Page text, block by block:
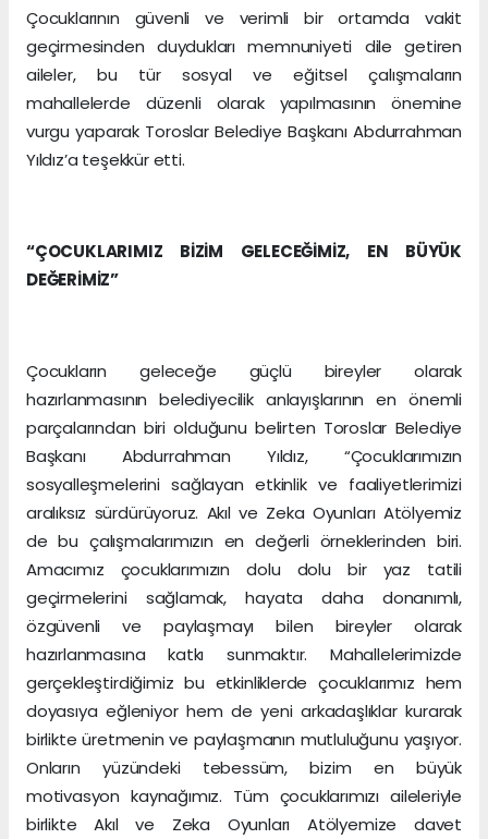
Çocuklarının güvenli ve verimli bir ortamda vakit
geçirmesinden duydukları memnuniyeti dile getiren
aileler, bu tür sosyal ve eğitsel çalışmaların
mahallelerde düzenli olarak yapılmasının önemine
vurgu yaparak Toroslar Belediye Başkanı Abdurrahman
Yıldız’a teşekkür etti.
“ÇOCUKLARIMIZ BİZİM GELECEĞİMİZ, EN BÜYÜK
DEĞERİMİZ”
Çocukların geleceğe güçlü bireyler olarak
hazırlanmasının belediyecilik anlayışlarının en önemli
parçalarından biri olduğunu belirten Toroslar Belediye
Başkanı Abdurrahman Yıldız, “Çocuklarımızın
sosyalleşmelerini sağlayan etkinlik ve faaliyetlerimizi
aralıksız sürdürüyoruz. Akıl ve Zeka Oyunları Atölyemiz
de bu çalışmalarımızın en değerli örneklerinden biri.
Amacımız çocuklarımızın dolu dolu bir yaz tatili
geçirmelerini sağlamak, hayata daha donanımlı,
özgüvenli ve paylaşmayı bilen bireyler olarak
hazırlanmasına katkı sunmaktır. Mahallelerimizde
gerçekleştirdiğimiz bu etkinliklerde çocuklarımız hem
doyasıya eğleniyor hem de yeni arkadaşlıklar kurarak
birlikte üretmenin ve paylaşmanın mutluluğunu yaşıyor.
Onların yüzündeki tebessüm, bizim en büyük
motivasyon kaynağımız. Tüm çocuklarımızı aileleriyle
birlikte Akıl ve Zeka Oyunları Atölyemize davet